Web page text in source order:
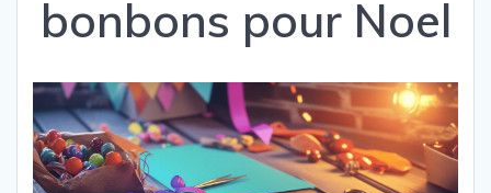
bonbons pour Noel